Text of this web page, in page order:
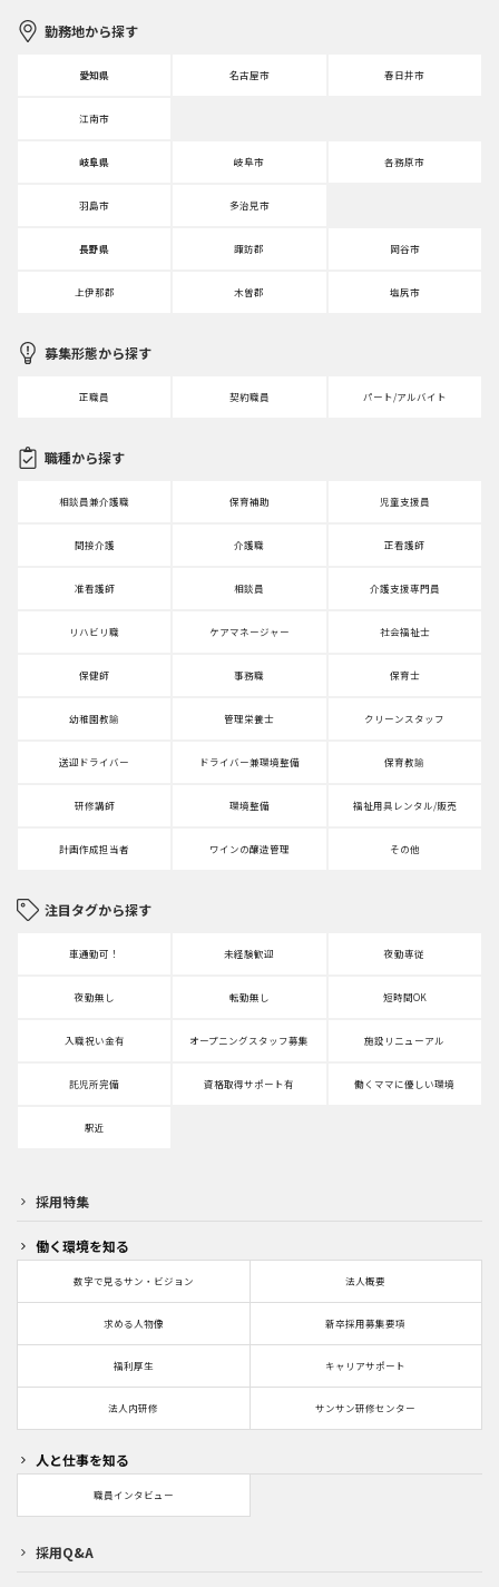
勤務地から探す
愛知県 名古屋市 春日井市
江南市
岐阜県 岐阜市 各務原市
羽島市 多治見市
長野県 諏訪郡 岡谷市
上伊那郡 木曽郡 塩尻市
募集形態から探す
正職員 契約職員 パート/アルバイト
職種から探す
相談員兼介護職 保育補助 児童支援員
間接介護 介護職 正看護師
准看護師 相談員 介護支援専門員
リハビリ職 ケアマネージャー 社会福祉士
保健師 事務職 保育士
幼稚園教諭 管理栄養士 クリーンスタッフ
送迎ドライバー ドライバー兼環境整備 保育教諭
研修講師 環境整備 福祉用具レンタル/販売
計画作成担当者 ワインの醸造管理 その他
注目タグから探す
車通勤可！ 未経験歓迎 夜勤専従
夜勤無し 転勤無し 短時間OK
入職祝い金有 オープニングスタッフ募集 施設リニューアル
託児所完備 資格取得サポート有 働くママに優しい環境
駅近
採用特集
働く環境を知る
数字で見るサン・ビジョン 法人概要
求める人物像 新卒採用募集要項
福利厚生 キャリアサポート
法人内研修 サンサン研修センター
人と仕事を知る
職員インタビュー
採用Q&A